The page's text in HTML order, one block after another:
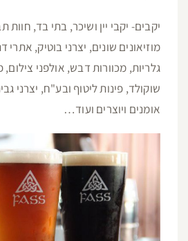
יקבים- יקבי יין ושיכר, בתי בד,
מוזיאונים שונים, יצרני בוטיק,
גלריות, מכוורות דבש, אולפני צילום,
שוקולד, פינות ליטוף ובע"ח, יצרני
אומנים ויוצרים ועוד…